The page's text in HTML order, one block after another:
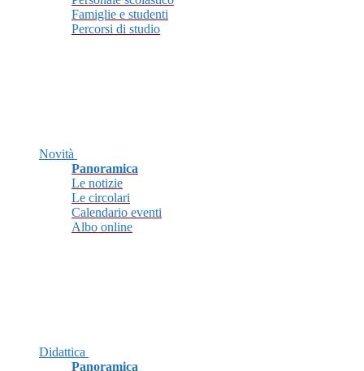
Famiglie e studenti
Percorsi di studio
Novità
Panoramica
Le notizie
Le circolari
Calendario eventi
Albo online
Didattica
Panoramica